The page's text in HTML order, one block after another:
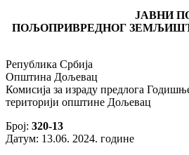
ЈАВНИ
ПОЉОПРИВРЕДНОГ
Република Србија
Општина Дољевац
Комисија за израду предлога
територији општине Дољевац
Број: 320-13
Датум: 13.06. 2024. године